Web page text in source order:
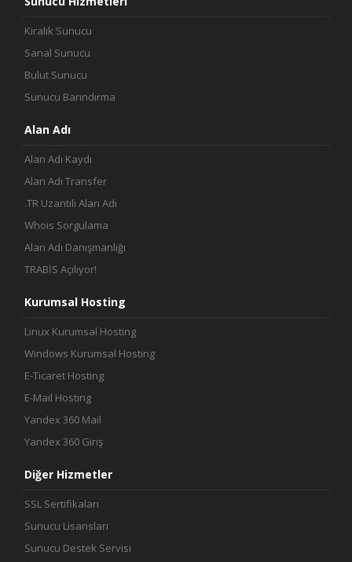
Kiralık Sunucu
Sanal Sunucu
Bulut Sunucu
Sunucu Barındırma
Alan Adı
Alan Adı Kaydı
Alan Adı Transfer
.TR Uzantılı Alan Adı
Whois Sorgulama
Alan Adı Danışmanlığı
TRABİS Açılıyor!
Kurumsal Hosting
Linux Kurumsal Hosting
Windows Kurumsal Hosting
E-Ticaret Hosting
E-Mail Hosting
Yandex 360 Mail
Yandex 360 Giriş
Diğer Hizmetler
SSL Sertifikaları
Sunucu Lisansları
Sunucu Destek Servisi